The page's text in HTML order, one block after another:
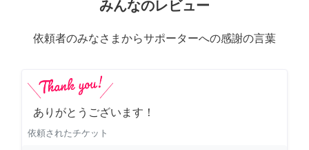
みんなのレビュー
依頼者のみなさまからサポーターへの感謝の言葉
ありがとうございます！
依頼されたチケット